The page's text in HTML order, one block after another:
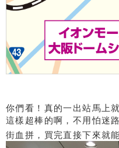
你們看！真的一出站馬上
這樣超棒的啊，不用怕迷
街血拼，買完直接下來就